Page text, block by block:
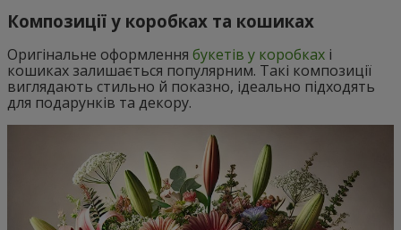
Композиції у коробках та кошиках
Оригінальне оформлення букетів у коробках і
кошиках залишається популярним. Такі композиції
виглядають стильно й показно, ідеально підходять
для подарунків та декору.